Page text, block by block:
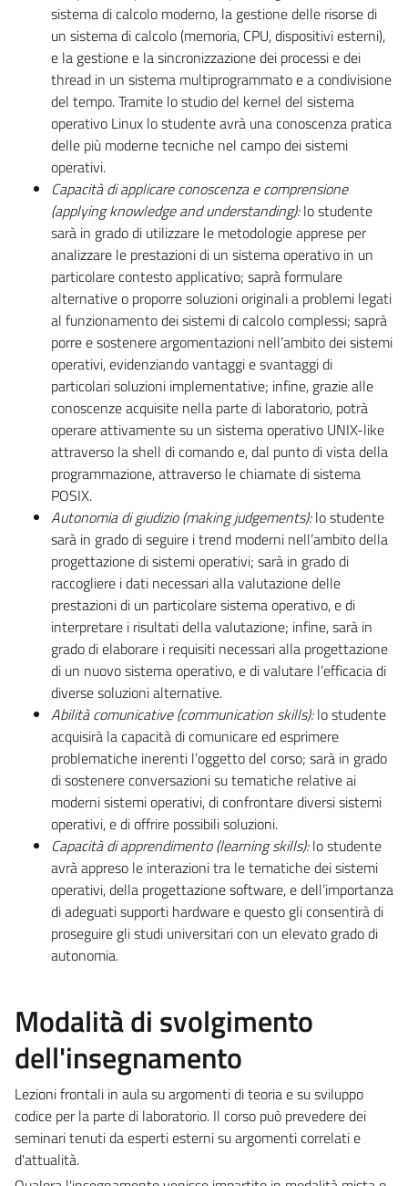
sistema di calcolo moderno, la gestione delle risorse di
un sistema di calcolo (memoria, CPU, dispositivi esterni),
e la gestione e la sincronizzazione dei processi e dei
thread in un sistema multiprogrammato e a condivisione
del tempo. Tramite lo studio del kernel del sistema
operativo Linux lo studente avrà una conoscenza pratica
delle più moderne tecniche nel campo dei sistemi
operativi.
Capacità di applicare conoscenza e comprensione
(applying knowledge and understanding):lo studente
sarà in grado di utilizzare le metodologie apprese per
analizzare le prestazioni di un sistema operativo in un
particolare contesto applicativo; saprà formulare
alternative o proporre soluzioni originali a problemi legati
al funzionamento dei sistemi di calcolo complessi; saprà
porre e sostenere argomentazioni nell’ambito dei sistemi
operativi, evidenziando vantaggi e svantaggi di
particolari soluzioni implementative; infine, grazie alle
conoscenze acquisite nella parte di laboratorio, potrà
operare attivamente su un sistema operativo UNIX-like
attraverso la shell di comando e, dal punto di vista della
programmazione, attraverso le chiamate di sistema
POSIX.
Autonomia di giudizio (making judgements):lo studente
sarà in grado di seguire i trend moderni nell’ambito della
progettazione di sistemi operativi; sarà in grado di
raccogliere i dati necessari alla valutazione delle
prestazioni di un particolare sistema operativo, e di
interpretare i risultati della valutazione; infine, sarà in
grado di elaborare i requisiti necessari alla progettazione
di un nuovo sistema operativo, e di valutare l’efficacia di
diverse soluzioni alternative.
Abilità comunicative (communication skills):lo studente
acquisirà la capacità di comunicare ed esprimere
problematiche inerenti l’oggetto del corso; sarà in grado
di sostenere conversazioni su tematiche relative ai
moderni sistemi operativi, di confrontare diversi sistemi
operativi, e di offrire possibili soluzioni.
Capacità di apprendimento (learning skills):lo studente
avrà appreso le interazioni tra le tematiche dei sistemi
operativi, della progettazione software, e dell’importanza
di adeguati supporti hardware e questo gli consentirà di
proseguire gli studi universitari con un elevato grado di
autonomia.
Modalità di svolgimento
dell'insegnamento
Lezioni frontali in aula su argomenti di teoria e su sviluppo
codice per la parte di laboratorio. Il corso può prevedere dei
seminari tenuti da esperti esterni su argomenti correlati e
d'attualità.